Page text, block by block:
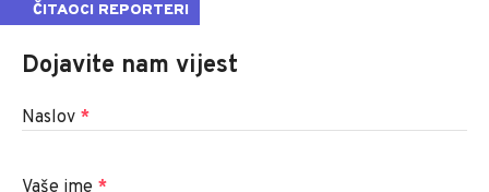
ČITAOCI REPORTERI
Dojavite nam vijest
Naslov *